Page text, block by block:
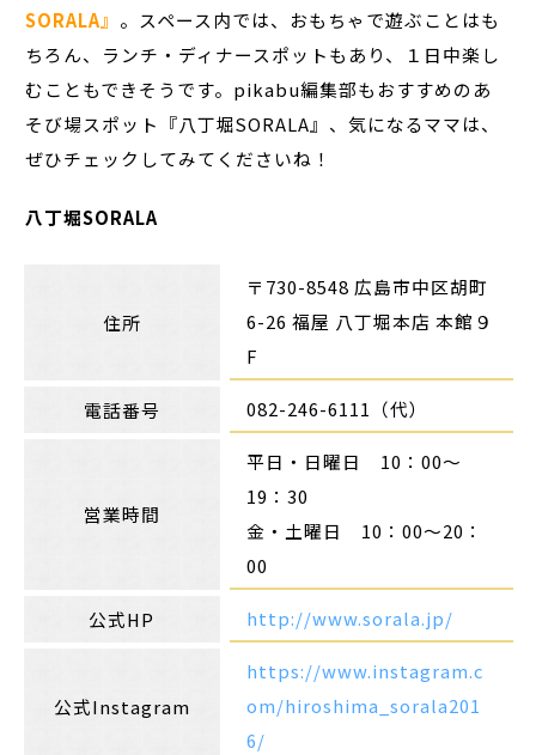
SORALA』 。スペース内では、おもちゃで遊ぶことはも
ちろん、ランチ・ディナースポットもあり、１日中楽し
むこともできそうです。pikabu編集部もおすすめのあ
そび場スポット『八丁堀SORALA』、気になるママは、
ぜひチェックしてみてくださいね！
八丁堀SORALA
住所
〒730-8548 広島市中区胡町
6-26 福屋 八丁堀本店 本館９
F
電話番号 082-246-6111（代）
営業時間
平日・日曜日 10：00〜
19：30
金・土曜日 10：00〜20：
00
公式HP http://www.sorala.jp/
公式Instagram
https://www.instagram.c
om/hiroshima_sorala201
6/